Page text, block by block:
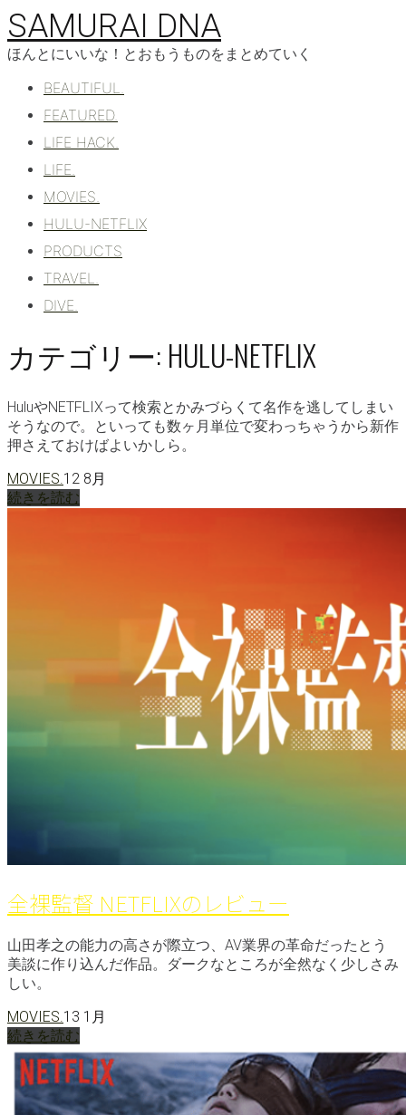
コ
ン
テ
SAMURAI DNA
ほんとにいいな！とおもうものをまとめていく
BEAUTIFUL.
FEATURED.
LIFE HACK.
LIFE.
MOVIES.
HULU-NETFLIX
PRODUCTS
TRAVEL.
DIVE.
カテゴリー: HULU-NETFLIX
HuluやNETFLIXって検索とかみづらくて名作を逃してしまい
そうなので。といっても数ヶ月単位で変わっちゃうから新作
押さえておけばよいかしら。
MOVIES.12 8月
続きを読む
全裸監督 NETFLIXのレビュー
山田孝之の能力の高さが際立つ、AV業界の革命だったとう
美談に作り込んだ作品。ダークなところが全然なく少しさみ
しい。
MOVIES. 13 1月
続きを読む